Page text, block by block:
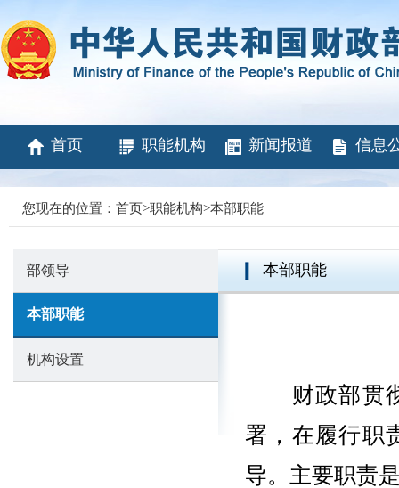
首页 职能机构 新闻报道 信息
您现在的位置： 首页>职能机构>本部职能
部领导
本部职能
机构设置
本部职能
财政部贯彻
署，在履行职
导。主要职责